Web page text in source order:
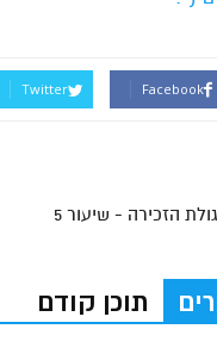
Facebook
Twitter
הזכירה - שיעור 5
תוכן קודם